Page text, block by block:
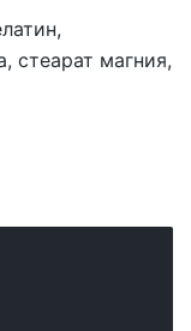
стеарат магния,